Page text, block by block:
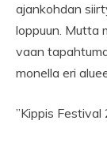
ajankohdan
loppuun. Mutta
vaan
monella eri
”Kippis